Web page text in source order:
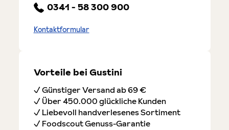
0341 - 58 300 900
Kontaktformular
Vorteile bei Gustini
✓ Günstiger Versand ab 69 €
✓ Über 450.000 glückliche Kunden
✓ Liebevoll handverlesenes Sortiment
✓ Foodscout Genuss-Garantie